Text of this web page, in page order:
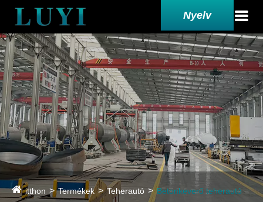
Nyelv
itthon Termékek Teherautó Betonkeverő teherautó